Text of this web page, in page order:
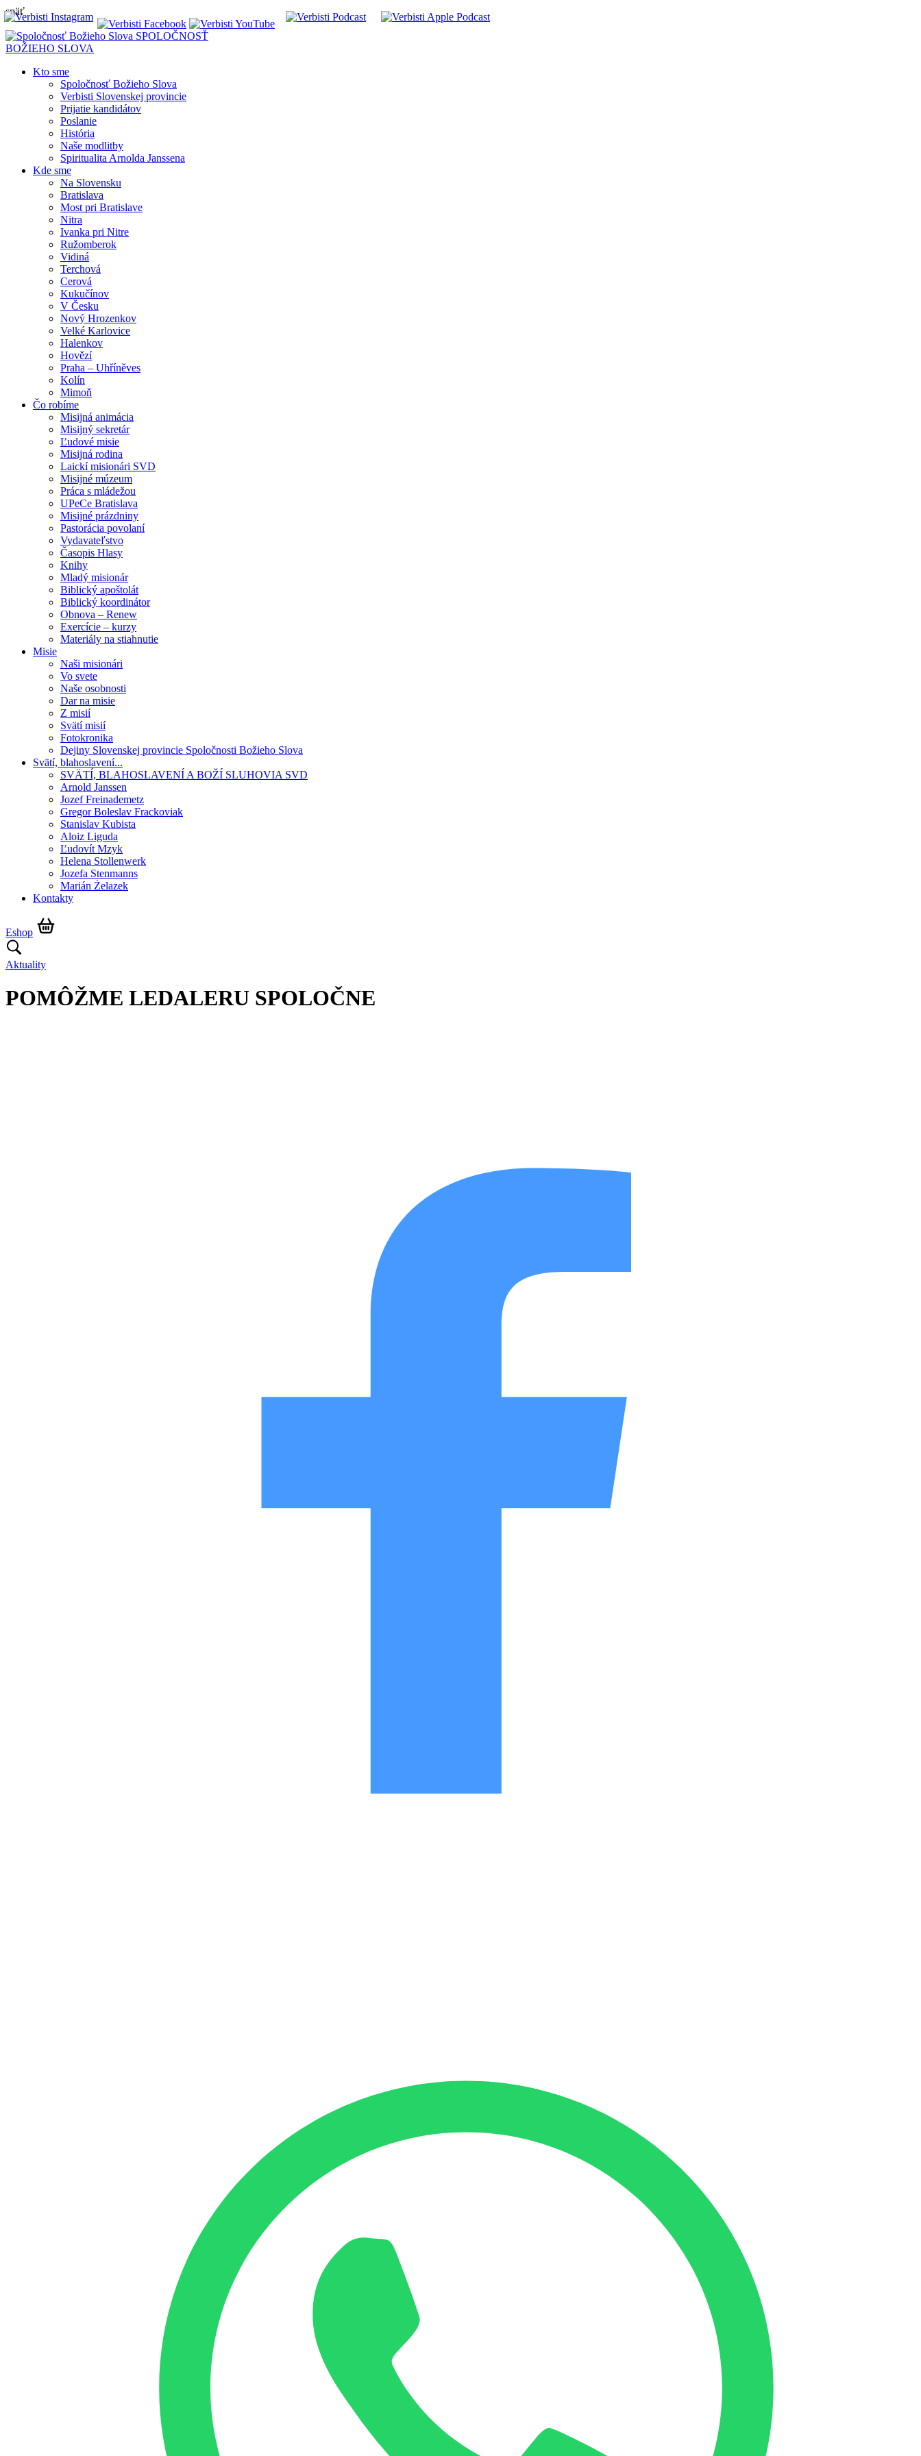
späť
SPOLOČNOSŤ
BOŽIEHO SLOVA
Kto sme
Spoločnosť Božieho Slova
Verbisti Slovenskej provincie
Prijatie kandidátov
Poslanie
História
Naše modlitby
Spiritualita Arnolda Janssena
Kde sme
Na Slovensku
Bratislava
Most pri Bratislave
Nitra
Ivanka pri Nitre
Ružomberok
Vidiná
Terchová
Cerová
Kukučínov
V Česku
Nový Hrozenkov
Velké Karlovice
Halenkov
Hovězí
Praha – Uhříněves
Kolín
Mimoň
Čo robíme
Misijná animácia
Misijný sekretár
Ľudové misie
Misijná rodina
Laickí misionári SVD
Misijné múzeum
Práca s mládežou
UPeCe Bratislava
Misijné prázdniny
Pastorácia povolaní
Vydavateľstvo
Časopis Hlasy
Knihy
Mladý misionár
Biblický apoštolát
Biblický koordinátor
Obnova – Renew
Exercície – kurzy
Materiály na stiahnutie
Misie
Naši misionári
Vo svete
Naše osobnosti
Dar na misie
Z misií
Svätí misií
Fotokronika
Dejiny Slovenskej provincie Spoločnosti Božieho Slova
Svätí, blahoslavení...
SVÄTÍ, BLAHOSLAVENÍ A BOŽÍ SLUHOVIA SVD
Arnold Janssen
Jozef Freinademetz
Gregor Boleslav Frackoviak
Stanislav Kubista
Aloiz Liguda
Ľudovít Mzyk
Helena Stollenwerk
Jozefa Stenmanns
Marián Żelazek
Kontakty
Eshop
Aktuality
POMÔŽME LEDALERU SPOLOČNE